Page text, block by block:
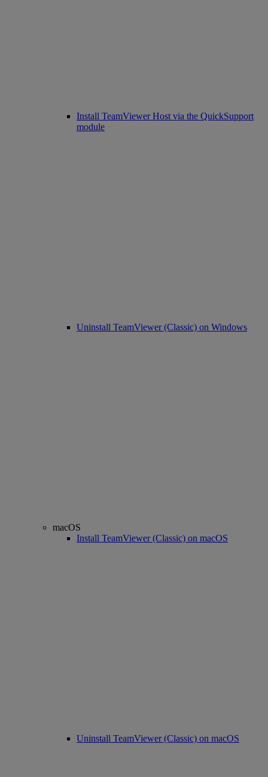
Install TeamViewer Host via the QuickSupport
module
Uninstall TeamViewer (Classic) on Windows
macOS
Install TeamViewer (Classic) on macOS
Uninstall TeamViewer (Classic) on macOS